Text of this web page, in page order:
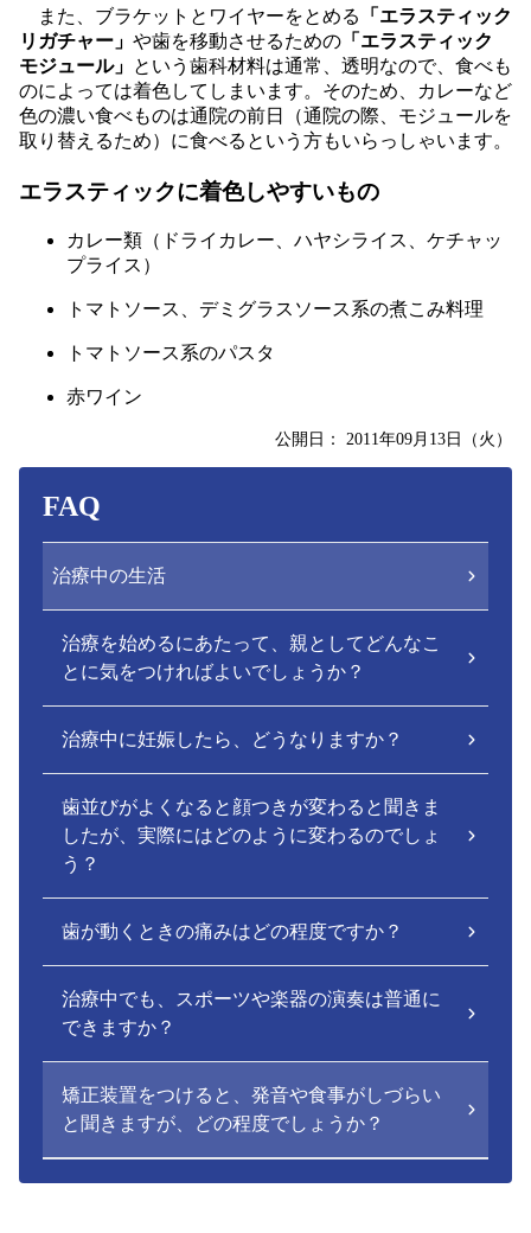
また、ブラケットとワイヤーをとめる
「エラスティック
リガチャー」 や歯を移動させるための 「エラスティック
モジュール」 という歯科材料は通常、透明なので、食べも
のによっては着色してしまいます。そのため、カレーなど
色の濃い食べものは通院の前日（通院の際、モジュールを
取り替えるため）に食べるという方もいらっしゃいます。
エラスティックに着色しやすいもの
カレー類（ドライカレー、ハヤシライス、ケチャッ
プライス）
トマトソース、デミグラスソース系の煮こみ料理
トマトソース系のパスタ
赤ワイン
公開日： 2011年09月13日（火）
FAQ
治療中の生活
治療を始めるにあたって、親としてどんなこ
とに気をつければよいでしょうか？
治療中に妊娠したら、どうなりますか？
歯並びがよくなると顔つきが変わると聞きま
したが、実際にはどのように変わるのでしょ
う？
歯が動くときの痛みはどの程度ですか？
治療中でも、スポーツや楽器の演奏は普通に
できますか？
矯正装置をつけると、発音や食事がしづらい
と聞きますが、どの程度でしょうか？